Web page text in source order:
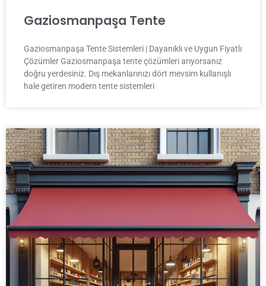
Gaziosmanpaşa Tente
Gaziosmanpaşa Tente Sistemleri | Dayanıklı ve Uygun Fiyatlı
Çözümler Gaziosmanpaşa tente çözümleri arıyorsanız
doğru yerdesiniz. Dış mekanlarınızı dört mevsim kullanışlı
hale getiren modern tente sistemleri